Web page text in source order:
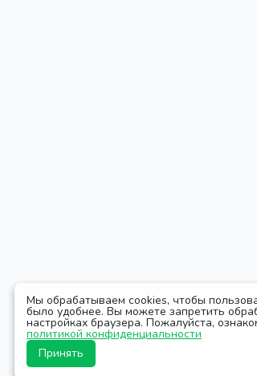
Мы обрабатываем cookies, чтобы
было удобнее. Вы можете запретить
настройках браузера. Пожалуйста,
политикой конфиденциальности
Принять